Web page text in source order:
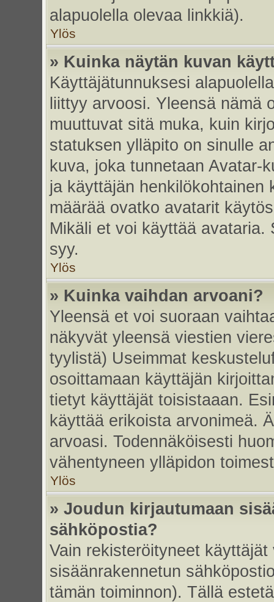
alapuolella olevaa linkkiä).
Ylös
» Kuinka näytän kuvan
Käyttäjätunnuksesi
liittyy arvoosi. Yleensä nämä
muuttuvat sitä muka, kuin
statuksen ylläpito on sinulle
kuva, joka tunnetaan Avatar-
ja käyttäjän henkilökohtainen
määrää ovatko avatarit
Mikäli et voi käyttää
syy.
Ylös
» Kuinka vaihdan arvoani?
Yleensä et voi suoraan
näkyvät yleensä viestien
tyylistä) Useimmat
osoittamaan käyttäjän
tietyt käyttäjät toisistaaan.
käyttää erikoista arvonimeä.
arvoasi. Todennäköisesti
vähentyneen ylläpidon
Ylös
» Joudun kirjautumaan
sähköpostia?
Vain rekisteröityneet
sisäänrakennetun
tämän toiminnon). Tällä